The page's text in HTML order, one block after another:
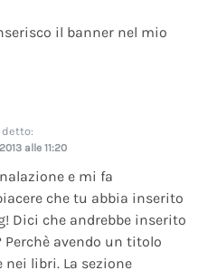
il banner nel mio
detto:
alle 11:20
e mi fa
che tu abbia inserito
Dici che andrebbe inserito
avendo un titolo
nei libri. La sezione